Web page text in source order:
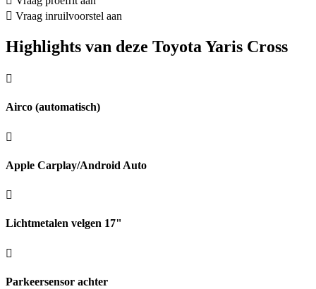
Vraag inruilvoorstel aan
Highlights van deze Toyota Yaris Cross
Airco (automatisch)
Apple Carplay/Android Auto
Lichtmetalen velgen 17"
Parkeersensor achter